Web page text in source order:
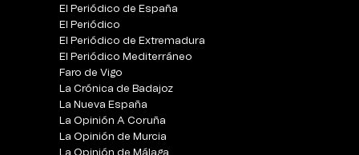
El Periódico de España
El Periódico
El Periódico de Extremadura
El Periódico Mediterráneo
Faro de Vigo
La Crónica de Badajoz
La Nueva España
La Opinión A Coruña
La Opinión de Murcia